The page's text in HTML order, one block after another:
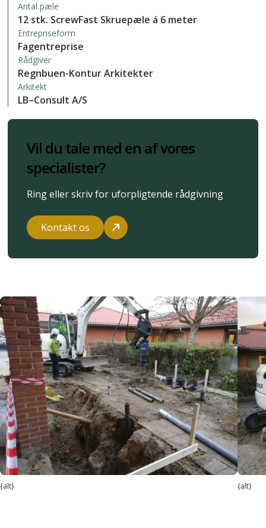
Antal pæle
12 stk. ScrewFast Skruepæle á 6 meter
Entrepriseform
Fagentreprise
Rådgiver
Regnbuen-Kontur Arkitekter
Arkitekt
LB–Consult A/S
Vil du tale med en af vores
specialister?
Ring eller skriv for uforpligtende rådgivning
Kontakt os
{alt} {alt}